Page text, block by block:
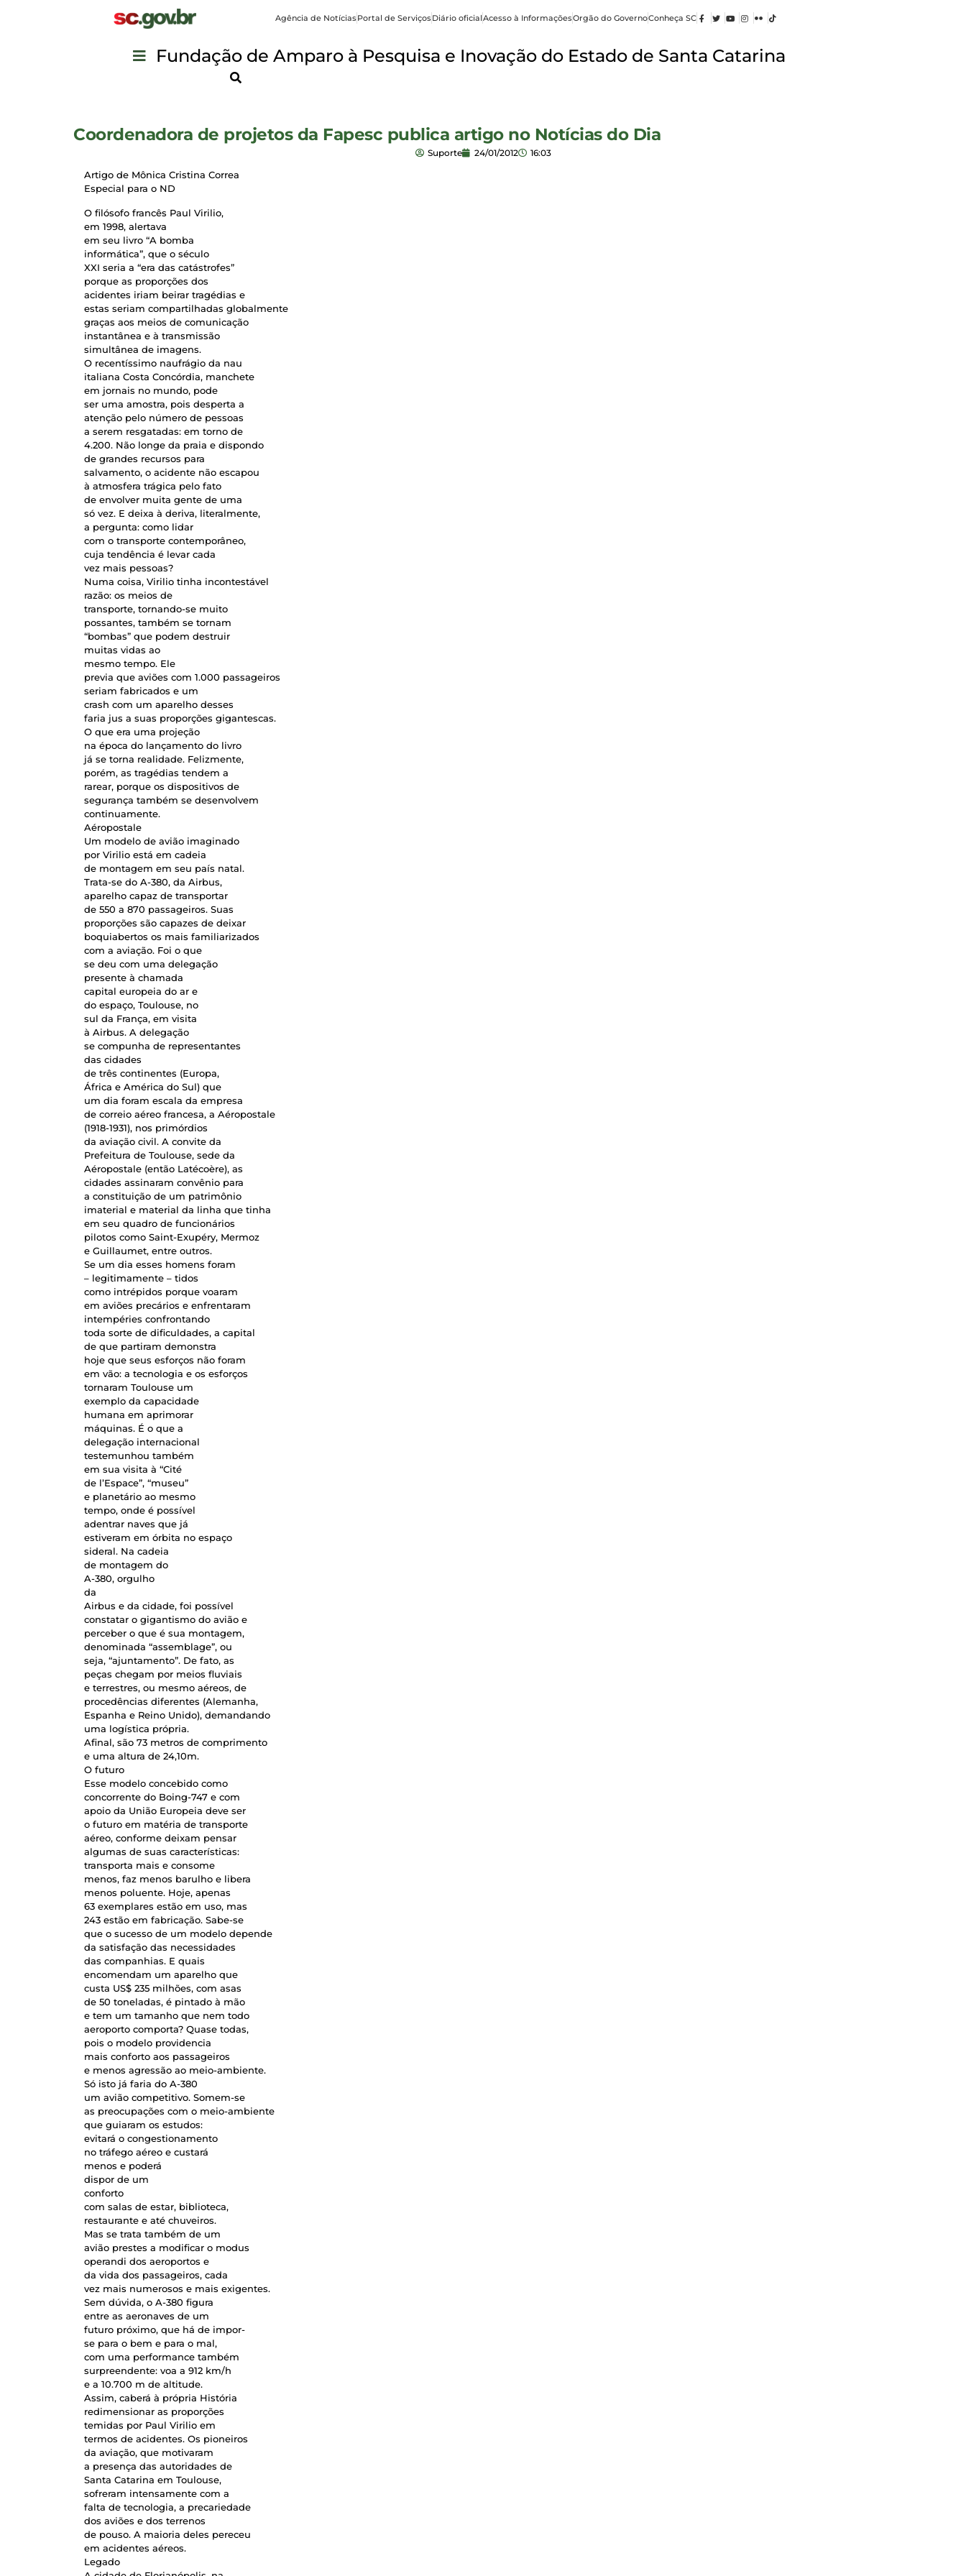
Agência de NotíciasPortal de ServiçosDiário oficialAcesso à InformaçõesOrgão do GovernoConheça SC
Fundação de Amparo à Pesquisa e Inovação do Estado de Santa Catarina
Coordenadora de projetos da Fapesc publica artigo no Notícias do Dia
Suporte 24/01/2012 16:03
Artigo de Mônica Cristina Correa
Especial para o ND
O filósofo francês Paul Virilio,
em 1998, alertava
em seu livro “A bomba
informática”, que o século
XXI seria a “era das catástrofes”
porque as proporções dos
acidentes iriam beirar tragédias e
estas seriam compartilhadas globalmente
graças aos meios de comunicação
instantânea e à transmissão
simultânea de imagens.
O recentíssimo naufrágio da nau
italiana Costa Concórdia, manchete
em jornais no mundo, pode
ser uma amostra, pois desperta a
atenção pelo número de pessoas
a serem resgatadas: em torno de
4.200. Não longe da praia e dispondo
de grandes recursos para
salvamento, o acidente não escapou
à atmosfera trágica pelo fato
de envolver muita gente de uma
só vez. E deixa à deriva, literalmente,
a pergunta: como lidar
com o transporte contemporâneo,
cuja tendência é levar cada
vez mais pessoas?
Numa coisa, Virilio tinha incontestável
razão: os meios de
transporte, tornando-se muito
possantes, também se tornam
“bombas” que podem destruir
muitas vidas ao
mesmo tempo. Ele
previa que aviões com 1.000 passageiros
seriam fabricados e um
crash com um aparelho desses
faria jus a suas proporções gigantescas.
O que era uma projeção
na época do lançamento do livro
já se torna realidade. Felizmente,
porém, as tragédias tendem a
rarear, porque os dispositivos de
segurança também se desenvolvem
continuamente.
Aéropostale
Um modelo de avião imaginado
por Virilio está em cadeia
de montagem em seu país natal.
Trata-se do A-380, da Airbus,
aparelho capaz de transportar
de 550 a 870 passageiros. Suas
proporções são capazes de deixar
boquiabertos os mais familiarizados
com a aviação. Foi o que
se deu com uma delegação
presente à chamada
capital europeia do ar e
do espaço, Toulouse, no
sul da França, em visita
à Airbus. A delegação
se compunha de representantes
das cidades
de três continentes (Europa,
África e América do Sul) que
um dia foram escala da empresa
de correio aéreo francesa, a Aéropostale
(1918-1931), nos primórdios
da aviação civil. A convite da
Prefeitura de Toulouse, sede da
Aéropostale (então Latécoère), as
cidades assinaram convênio para
a constituição de um patrimônio
imaterial e material da linha que tinha
em seu quadro de funcionários
pilotos como Saint-Exupéry, Mermoz
e Guillaumet, entre outros.
Se um dia esses homens foram
– legitimamente – tidos
como intrépidos porque voaram
em aviões precários e enfrentaram
intempéries confrontando
toda sorte de dificuldades, a capital
de que partiram demonstra
hoje que seus esforços não foram
em vão: a tecnologia e os esforços
tornaram Toulouse um
exemplo da capacidade
humana em aprimorar
máquinas. É o que a
delegação internacional
testemunhou também
em sua visita à “Cité
de l’Espace”, “museu”
e planetário ao mesmo
tempo, onde é possível
adentrar naves que já
estiveram em órbita no espaço
sideral. Na cadeia
de montagem do
A-380, orgulho
da
Airbus e da cidade, foi possível
constatar o gigantismo do avião e
perceber o que é sua montagem,
denominada “assemblage”, ou
seja, “ajuntamento”. De fato, as
peças chegam por meios fluviais
e terrestres, ou mesmo aéreos, de
procedências diferentes (Alemanha,
Espanha e Reino Unido), demandando
uma logística própria.
Afinal, são 73 metros de comprimento
e uma altura de 24,10m.
O futuro
Esse modelo concebido como
concorrente do Boing-747 e com
apoio da União Europeia deve ser
o futuro em matéria de transporte
aéreo, conforme deixam pensar
algumas de suas características:
transporta mais e consome
menos, faz menos barulho e libera
menos poluente. Hoje, apenas
63 exemplares estão em uso, mas
243 estão em fabricação. Sabe-se
que o sucesso de um modelo depende
da satisfação das necessidades
das companhias. E quais
encomendam um aparelho que
custa US$ 235 milhões, com asas
de 50 toneladas, é pintado à mão
e tem um tamanho que nem todo
aeroporto comporta? Quase todas,
pois o modelo providencia
mais conforto aos passageiros
e menos agressão ao meio-ambiente.
Só isto já faria do A-380
um avião competitivo. Somem-se
as preocupações com o meio-ambiente
que guiaram os estudos:
evitará o congestionamento
no tráfego aéreo e custará
menos e poderá
dispor de um
conforto
com salas de estar, biblioteca,
restaurante e até chuveiros.
Mas se trata também de um
avião prestes a modificar o modus
operandi dos aeroportos e
da vida dos passageiros, cada
vez mais numerosos e mais exigentes.
Sem dúvida, o A-380 figura
entre as aeronaves de um
futuro próximo, que há de impor-
se para o bem e para o mal,
com uma performance também
surpreendente: voa a 912 km/h
e a 10.700 m de altitude.
Assim, caberá à própria História
redimensionar as proporções
temidas por Paul Virilio em
termos de acidentes. Os pioneiros
da aviação, que motivaram
a presença das autoridades de
Santa Catarina em Toulouse,
sofreram intensamente com a
falta de tecnologia, a precariedade
dos aviões e dos terrenos
de pouso. A maioria deles pereceu
em acidentes aéreos.
Legado